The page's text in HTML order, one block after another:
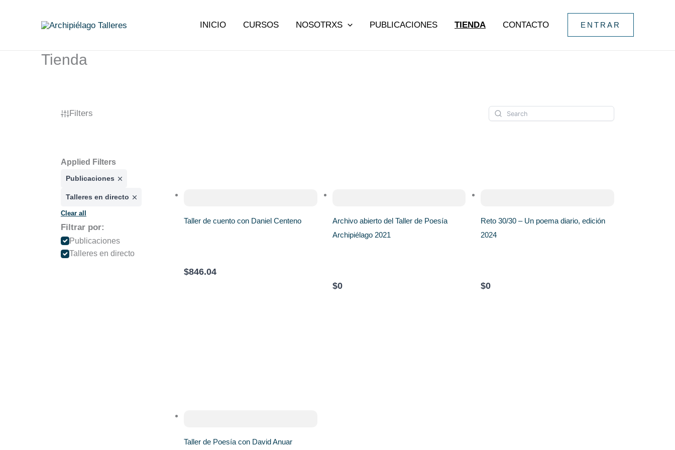
INICIO CURSOS NOSOTRXS PUBLICACIONES TIENDA CONTACTO ENTRAR
Tienda
Filters
Applied Filters
Publicaciones
Talleres en directo
Clear all
Filtrar por:
Publicaciones
Talleres en directo
Taller de cuento con Daniel Centeno
$846.04
Archivo abierto del Taller de Poesía
Archipiélago 2021
$0
Reto 30/30 – Un poema diario, edición
2024
$0
Taller de Poesía con David Anuar